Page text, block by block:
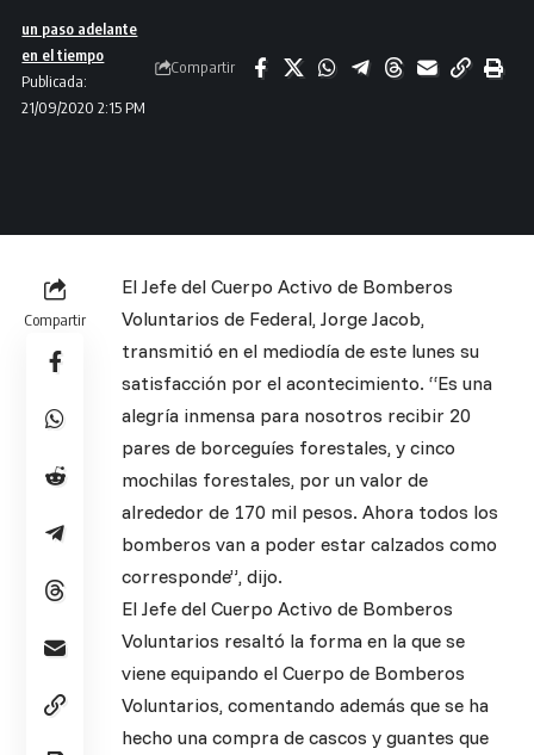
Publicada:
21/09/2020 2:15 PM
un paso adelante
en el tiempo
Compartir
Compartir
El Jefe del Cuerpo Activo de Bomberos
Voluntarios de Federal, Jorge Jacob,
transmitió en el mediodía de este lunes su
satisfacción por el acontecimiento. “Es una
alegría inmensa para nosotros recibir 20
pares de borceguíes forestales, y cinco
mochilas forestales, por un valor de
alrededor de 170 mil pesos. Ahora todos los
bomberos van a poder estar calzados como
corresponde”, dijo.
El Jefe del Cuerpo Activo de Bomberos
Voluntarios resaltó la forma en la que se
viene equipando el Cuerpo de Bomberos
Voluntarios, comentando además que se ha
hecho una compra de cascos y guantes que